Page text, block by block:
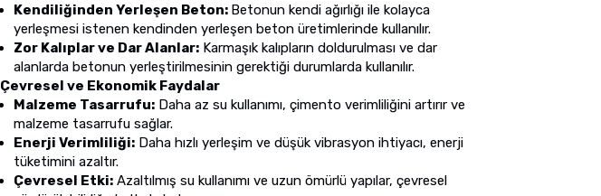
Kendiliğinden Yerleşen Beton: Betonun kendi ağırlığı ile kolayca
yerleşmesi istenen kendinden yerleşen beton üretimlerinde kullanılır.
Zor Kalıplar ve Dar Alanlar: Karmaşık kalıpların doldurulması ve dar
alanlarda betonun yerleştirilmesinin gerektiği durumlarda kullanılır.
Çevresel ve Ekonomik Faydalar
Malzeme Tasarrufu: Daha az su kullanımı, çimento verimliliğini artırır ve
malzeme tasarrufu sağlar.
Enerji Verimliliği: Daha hızlı yerleşim ve düşük vibrasyon ihtiyacı, enerji
tüketimini azaltır.
Çevresel Etki: Azaltılmış su kullanımı ve uzun ömürlü yapılar, çevresel